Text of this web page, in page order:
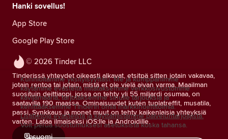
© 2026 Tinder LLC
Tinderissä yhteydet oikeasti alkavat, etsitpä sitten jotain vakavaa,
jotain rentoa tai jotain, mistä et ole vielä aivan varma. Maailman
suosituin deittiappi, jossa on tehty yli 55 miljardi osumaa, on
saatavilla 190 maassa. Ominaisuudet kuten tuplatreffit, musatila,
passi, Synkkaus ja monet muut on tehty kaikenlaisia yhteyksiä
varten. Lataa ilmaiseksi iOS:lle ja Androidille.
suomi
Hanki sovellus!
App Store
Google Play Store
Kunnioitamme yksityisyyttäsi. Me ja kumppanimme
käytämme evästeitä mitataksemme verkkosivustomme
kävijämääriä, tarjotaksemme sinulle tarjouksia ja
kehittääksemme Tinderin omia markkinointitoimia.
Lisätietoja evästeistä ja käyttämistämme palveluntarjoajista.
Voit perua suostumuksesi asetuksista koska tahansa.